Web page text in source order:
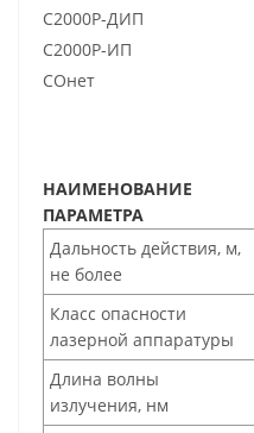
С2000Р-ДИП
С2000Р-ИП
СОнет
НАИМЕНОВАНИЕ
ПАРАМЕТРА
Дальность действия, м,
не более
Класс опасности
лазерной аппаратуры
Длина волны
излучения, нм